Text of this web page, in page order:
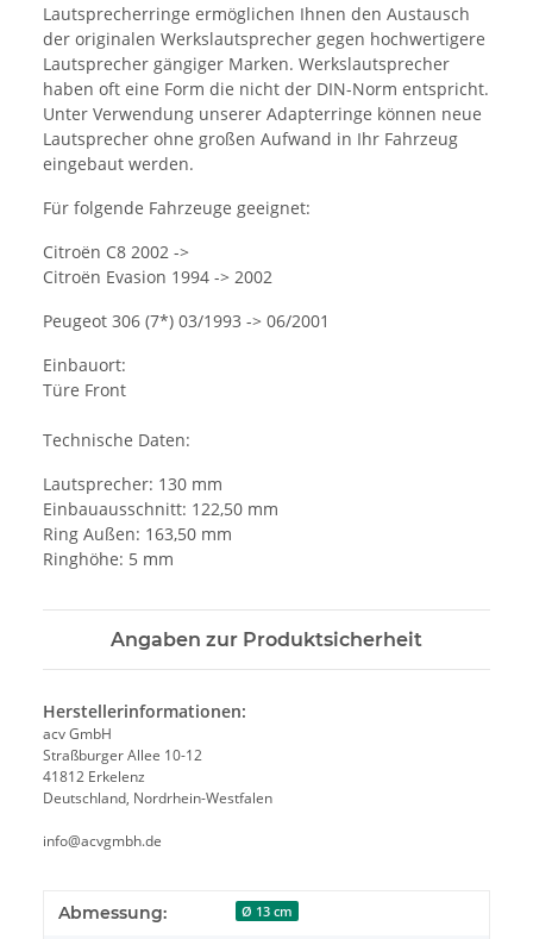
Lautsprecherringe ermöglichen Ihnen den Austausch
der originalen Werkslautsprecher gegen hochwertigere
Lautsprecher gängiger Marken. Werkslautsprecher
haben oft eine Form die nicht der DIN-Norm entspricht.
Unter Verwendung unserer Adapterringe können neue
Lautsprecher ohne großen Aufwand in Ihr Fahrzeug
eingebaut werden.
Für folgende Fahrzeuge geeignet:
Citroën C8 2002 ->
Citroën Evasion 1994 -> 2002
Peugeot 306 (7*) 03/1993 -> 06/2001
Einbauort:
Türe Front
Technische Daten:
Lautsprecher: 130 mm
Einbauausschnitt: 122,50 mm
Ring Außen: 163,50 mm
Ringhöhe: 5 mm
Angaben zur Produktsicherheit
Herstellerinformationen:
acv GmbH
Straßburger Allee 10-12
41812 Erkelenz
Deutschland, Nordrhein-Westfalen
info@acvgmbh.de
Abmessung: Ø 13 cm